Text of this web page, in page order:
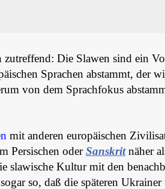
Die Slawen sind ein
Sprachen abstammt, der
von dem Sprachfokus
mit anderen europäischen
Persischen oderSanskritnäher
slawische Kultur mit den
so, daß die späteren